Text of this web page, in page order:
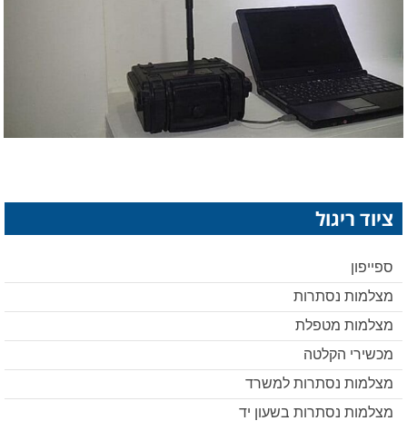
ציוד ריגול
ספייפון
מצלמות נסתרות
מצלמות מטפלת
מכשירי הקלטה
מצלמות נסתרות למשרד
מצלמות נסתרות בשעון יד